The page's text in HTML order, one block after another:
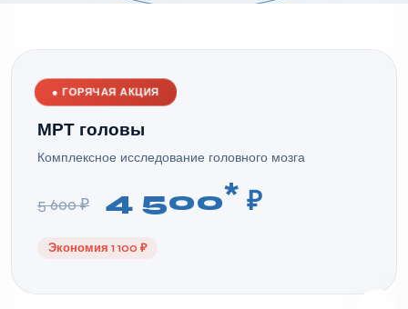
● ГОРЯЧАЯ АКЦИЯ
МРТ головы
Комплексное исследование головного мозга
5 600 ₽ 4 500* ₽
Экономия 1 100 ₽